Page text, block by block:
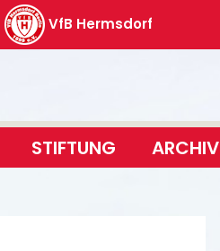
VfB Hermsdorf
STIFTUNG ARCHIV